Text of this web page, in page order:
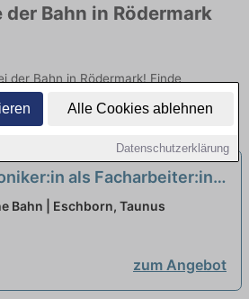
Alle Cookies ablehnen
Datenschutzerklärung
Bahn in Rödermark
der Bahn in Rödermark! Finde
für Quereinsteiger,
als Facharbeiter:in
neu
Bahn | Eschborn, Taunus
zum Angebot